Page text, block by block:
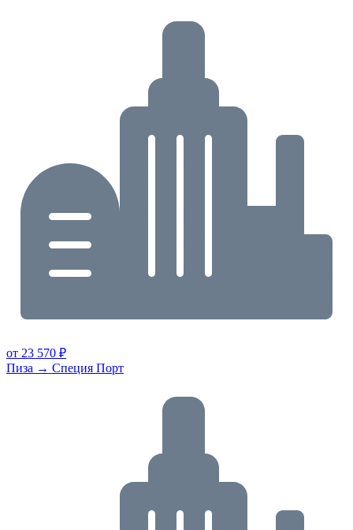
от 23 570 ₽
Пиза → Специя Порт